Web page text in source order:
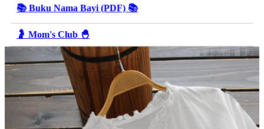
📚 Buku Nama Bayi (PDF) 📚
🤰 Mom's Club 🐣